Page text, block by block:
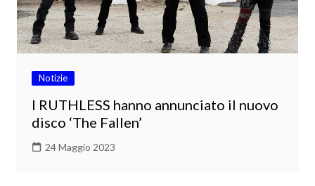
Notizie
I RUTHLESS hanno annunciato il nuovo
disco ‘The Fallen’
24 Maggio 2023